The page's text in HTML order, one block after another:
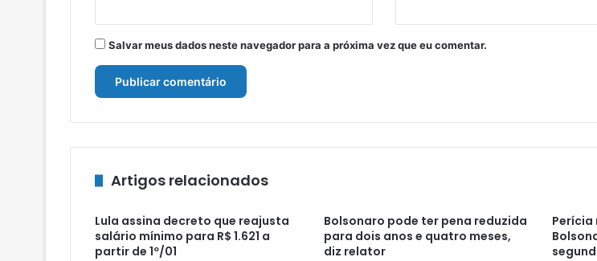
Salvar meus dados neste navegador para a próxima vez que eu comentar.
Artigos relacionados
Lula assina decreto que reajusta
salário mínimo para R$ 1.621 a
partir de 1º/01
Bolsonaro pode ter pena reduzida
para dois anos e quatro meses,
diz relator
Perícia